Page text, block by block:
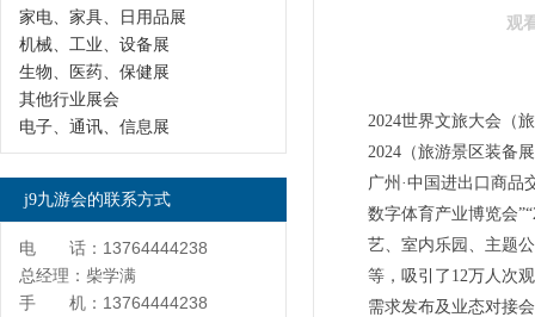
观
2024世界文旅大会（
2024（旅游景区装备
广州·中国进出口商品
数字体育产业博览会
艺、室内乐园、主题
等，吸引了12万人次
需求发布及业态对接
家电、家具、日用品展
机械、工业、设备展
生物、医药、保健展
其他行业展会
电子、通讯、信息展
j9九游会的联系方式
电 话：13764444238
总经理：柴学满
手 机：13764444238